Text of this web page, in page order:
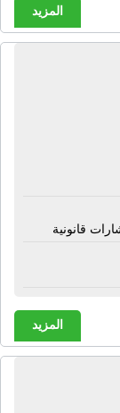
المزيد
قانونية
المزيد